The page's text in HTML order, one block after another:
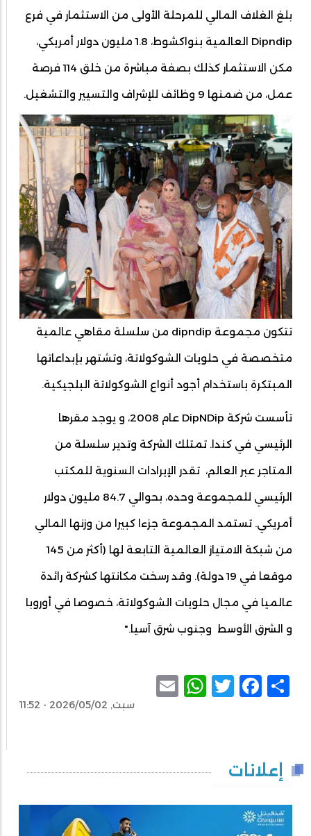
بلغ الغلاف المالي للمرحلة الأولى من الاستثمار في فرع
Dipndip العالمية بنواكشوط، 1.8 مليون دولار أمريكي،
مكن الاستثمار كذلك بصفة مباشرة من خلق 114 فرصة
عمل، من ضمنها 9 وظائف للإشراف والتسيير والتشغيل.
تتكون مجموعة dipndip من سلسلة مقاهي عالمية
متخصصة في حلويات الشوكولاتة، وتشتهر بإبداعاتها
المبتكرة باستخدام أجود أنواع الشوكولاتة البلجيكية.
تأسست شركة DipNDip عام 2008، و يوجد مقرها
الرئيسي في كندا. تمتلك الشركة وتدير سلسلة من
المتاجر عبر العالم، تقدر الإيرادات السنوية للمكتب
الرئيسي للمجموعة وحده، بحوالي 84.7 مليون دولار
أمريكي. تستمد المجموعة جزءا كبيرا من وزنها المالي
من شبكة الامتياز العالمية التابعة لها (أكثر من 145
موقعا في 19 دولة). وقد رسخت مكانتها كشركة رائدة
عالميا في مجال حلويات الشوكولاتة، خصوصا في أوروبا
و الشرق الأوسط وجنوب شرق آسيا."
Share
Facebook
Twitter
WhatsApp
سبت, 2026/05/02 - 11:52
إعلانات